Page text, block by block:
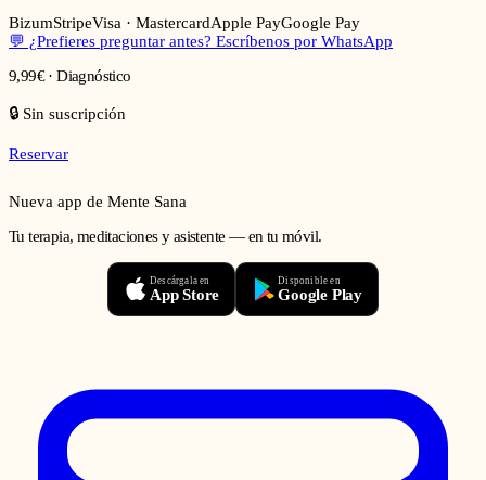
BizumStripeVisa · MastercardApple PayGoogle Pay
💬 ¿Prefieres preguntar antes? Escríbenos por WhatsApp
9,99€ · Diagnóstico
🔒 Sin suscripción
Reservar
Nueva app de Mente Sana
Tu terapia, meditaciones y asistente — en tu móvil.
Descárgala en
App Store
Disponible en
Google Play